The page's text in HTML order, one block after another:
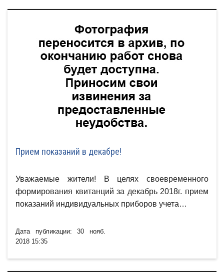
Прием показаний в декабре!
Уважаемые жители! В целях своевременного
формирования квитанций за декабрь 2018г. прием
показаний индивидуальных приборов учета…
Дата публикации: 30 нояб.
2018 15:35